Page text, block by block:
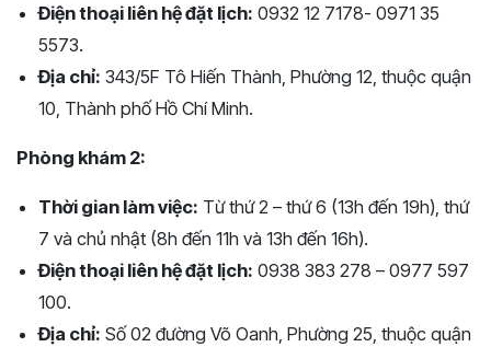
Điện thoại liên hệ đặt lịch: 0932 12 7178- 0971 35
5573.
Địa chỉ: 343/5F Tô Hiến Thành, Phường 12, thuộc quận
10, Thành phố Hồ Chí Minh.
Phòng khám 2:
Thời gian làm việc: Từ thứ 2 – thứ 6 (13h đến 19h), thứ
7 và chủ nhật (8h đến 11h và 13h đến 16h).
Điện thoại liên hệ đặt lịch: 0938 383 278 – 0977 597
100.
Địa chỉ: Số 02 đường Võ Oanh, Phường 25, thuộc quận